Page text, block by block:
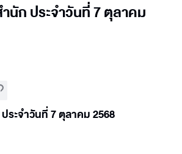
นัก ประจำวันที่ 7 ตุลาคม
ระจำวันที่ 7 ตุลาคม 2568